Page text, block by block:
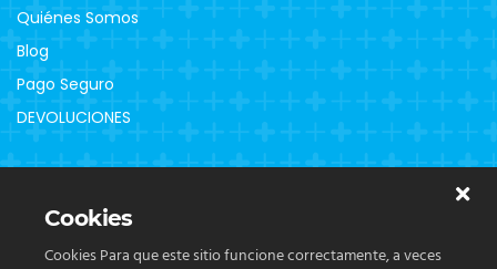
Quiénes Somos
Blog
Pago Seguro
DEVOLUCIONES
Contacto
Cookies
Cookies Para que este sitio funcione correctamente, a veces